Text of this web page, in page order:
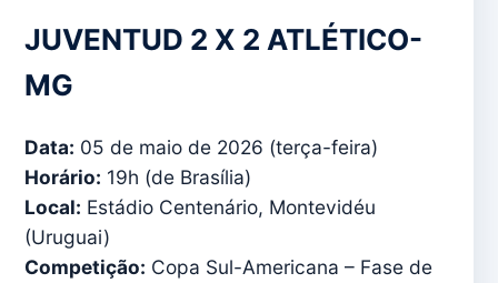
JUVENTUD 2 X 2 ATLÉTICO-
MG
Data: 05 de maio de 2026 (terça-feira)
Horário: 19h (de Brasília)
Local: Estádio Centenário, Montevidéu
(Uruguai)
Competição: Copa Sul-Americana – Fase de